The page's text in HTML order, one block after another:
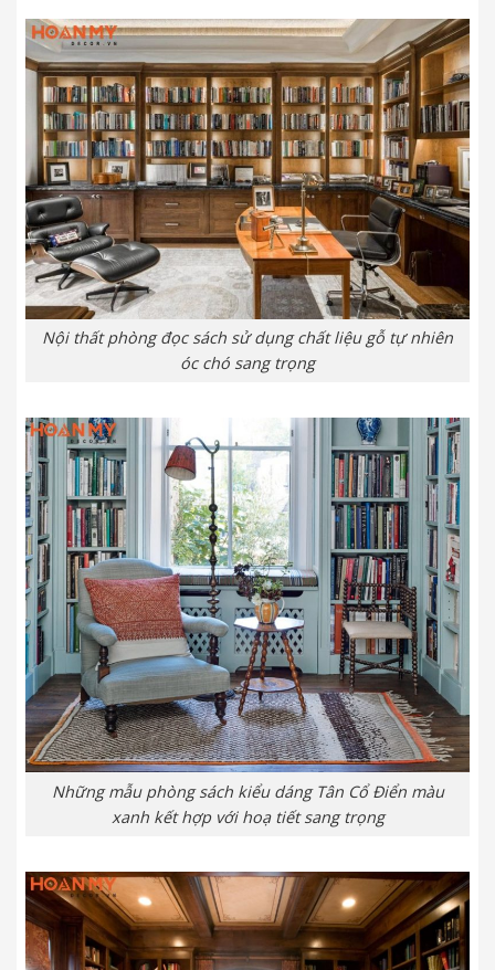
Nội thất phòng đọc sách sử dụng chất liệu gỗ tự nhiên
óc chó sang trọng
Những mẫu phòng sách kiểu dáng Tân Cổ Điển màu
xanh kết hợp với hoạ tiết sang trọng